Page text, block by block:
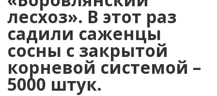
лесхоз». В этот раз
садили саженцы
сосны с закрытой
корневой системой –
5000 штук.